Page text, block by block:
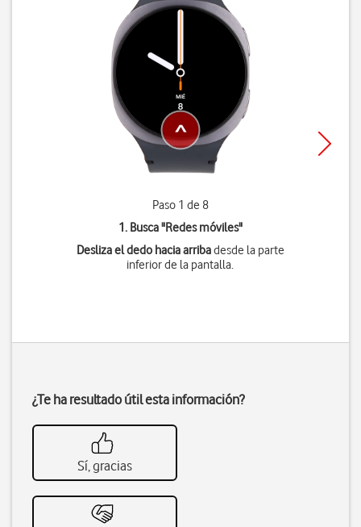
Paso 1 de 8
1. Busca "Redes móviles"
Desliza el dedo hacia arribadesde la parte
inferior de la pantalla.
¿Te ha resultado útil esta información?
Sí, gracias